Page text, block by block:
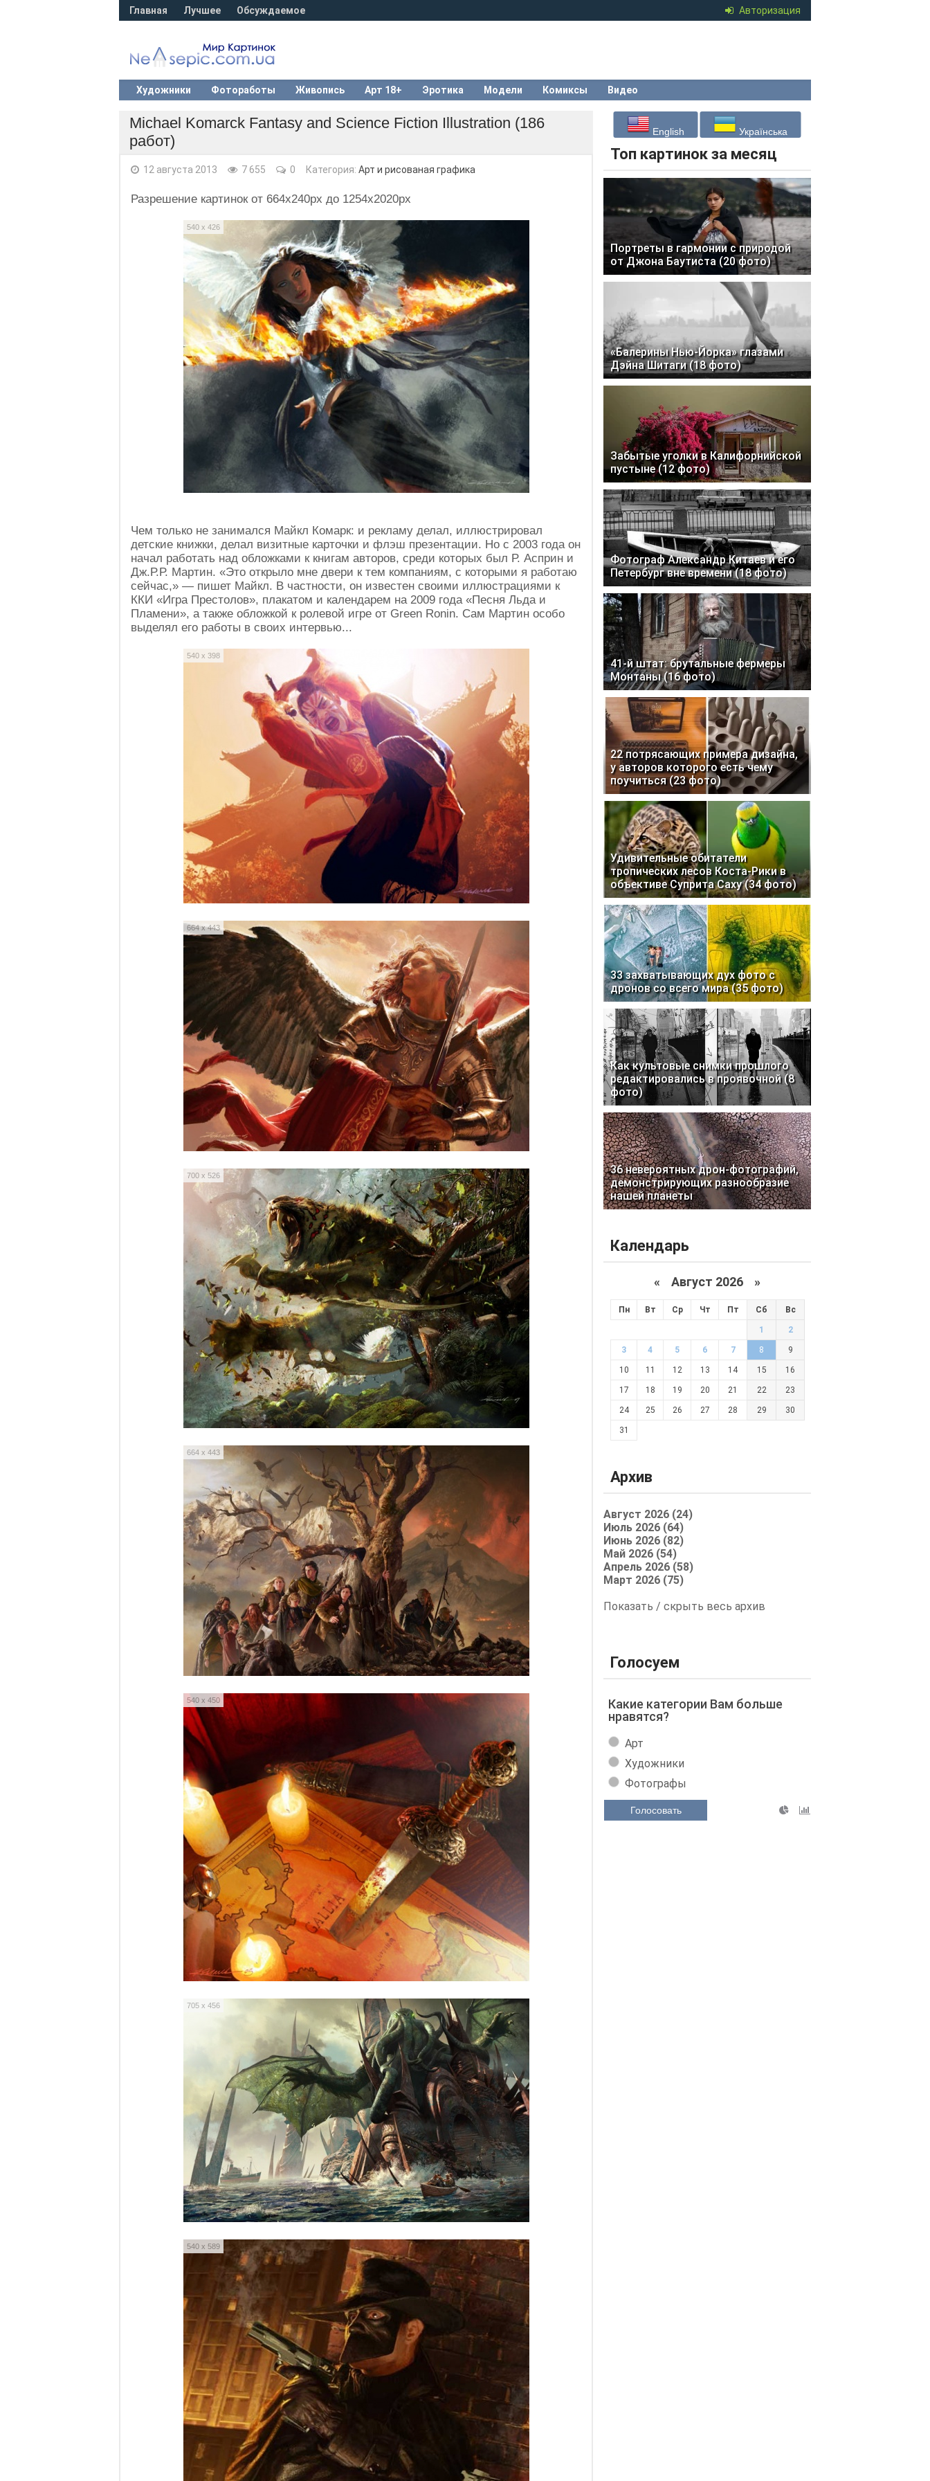
Авторизация
Главная Лучшее Обсуждаемое
Художники Фотоработы Живопись Арт 18+ Эротика Модели Комиксы Видео
Michael Komarck Fantasy and Science Fiction Illustration (186
работ)
12 августа 2013 7 655 0 Категория: Арт и рисованая графика
Разрешение картинок от 664x240px до 1254x2020px
540 x 426
Чем только не занимался Майкл Комарк: и рекламу делал, иллюстрировал
детские книжки, делал визитные карточки и флэш презентации. Но с 2003 года он
начал работать над обложками к книгам авторов, среди которых был Р. Асприн и
Дж.Р.Р. Мартин. «Это открыло мне двери к тем компаниям, с которыми я работаю
сейчас,» — пишет Майкл. В частности, он известен своими иллюстрациями к
ККИ «Игра Престолов», плакатом и календарем на 2009 года «Песня Льда и
Пламени», а также обложкой к ролевой игре от Green Ronin. Сам Мартин особо
выделял его работы в своих интервью...
540 x 398
664 x 443
700 x 526
664 x 443
540 x 450
705 x 456
540 x 589
English Українська
Топ картинок за месяц
Портреты в гармонии с природой
от Джона Баутиста (20 фото)
«Балерины Нью-Йорка» глазами
Дэйна Шитаги (18 фото)
Забытые уголки в Калифорнийской
пустыне (12 фото)
Фотограф Александр Китаев и его
Петербург вне времени (18 фото)
41-й штат: брутальные фермеры
Монтаны (16 фото)
22 потрясающих примера дизайна,
у авторов которого есть чему
поучиться (23 фото)
Удивительные обитатели
тропических лесов Коста-Рики в
объективе Суприта Саху (34 фото)
33 захватывающих дух фото с
дронов со всего мира (35 фото)
Как культовые снимки прошлого
редактировались в проявочной (8
фото)
36 невероятных дрон-фотографий,
демонстрирующих разнообразие
нашей планеты
Календарь
« Август 2026 »
Пн Вт Ср Чт Пт Сб Вс
1 2
3 4 5 6 7 8 9
10 11 12 13 14 15 16
17 18 19 20 21 22 23
24 25 26 27 28 29 30
31
Архив
Август 2026 (24)
Июль 2026 (64)
Июнь 2026 (82)
Май 2026 (54)
Апрель 2026 (58)
Март 2026 (75)
Показать / скрыть весь архив
Голосуем
Какие категории Вам больше
нравятся?
Арт
Художники
Фотографы
Голосовать